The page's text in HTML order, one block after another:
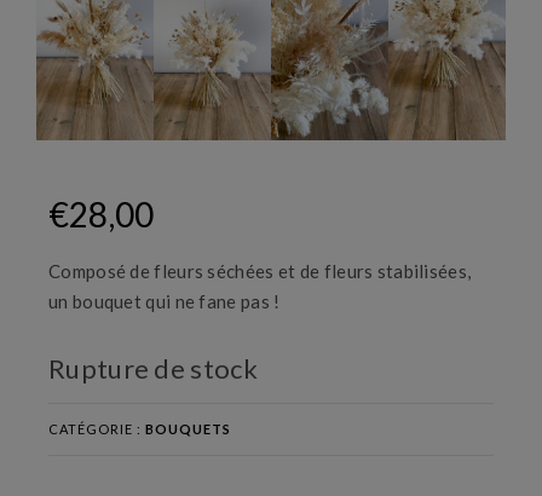
€28,00
Composé de fleurs séchées et de fleurs stabilisées,
un bouquet qui ne fane pas !
Rupture de stock
CATÉGORIE : BOUQUETS